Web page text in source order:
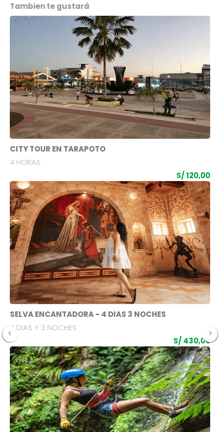
Tambien te gustará
CITY TOUR EN TARAPOTO
4 HORAS
S/ 120,00
SELVA ENCANTADORA - 4 DIAS 3 NOCHES
4 DIAS Y 3 NOCHES
S/ 430,00